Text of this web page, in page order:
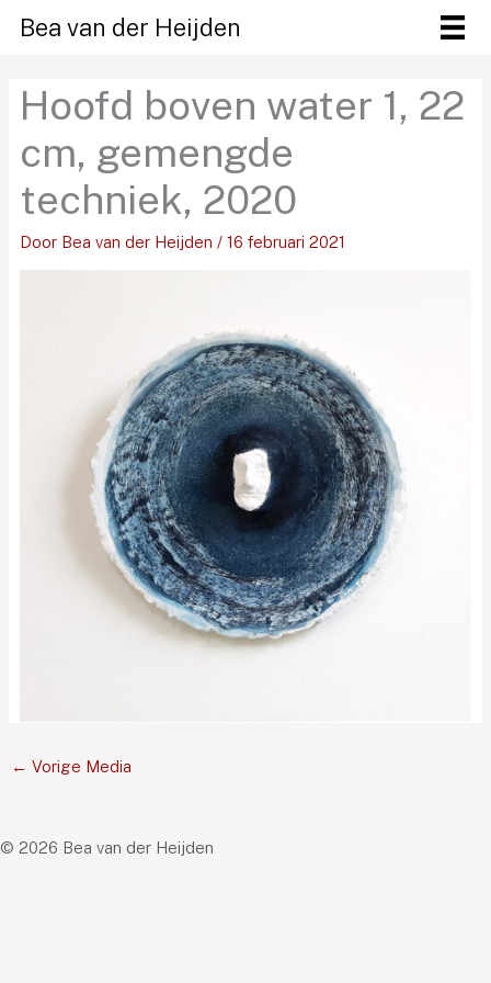
naar
inhoud
Bea van der Heijden
Hoofd boven water 1, 22
cm, gemengde
techniek, 2020
Door Bea van der Heijden / 16 februari 2021
← Vorige Media
© 2026 Bea van der Heijden